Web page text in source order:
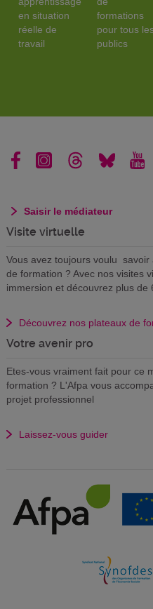
en situation
réelle de
travail
formations
pour tous
publics
Saisir le médiateur
Visite virtuelle
Vous avez toujours voulu
de formation ? Avec nos visites
immersion et découvrez plus de
Découvrez nos plateaux de
Votre avenir pro
Etes-vous vraiment fait pour ce
formation ? L'Afpa vous
projet professionnel
Laissez-vous guider